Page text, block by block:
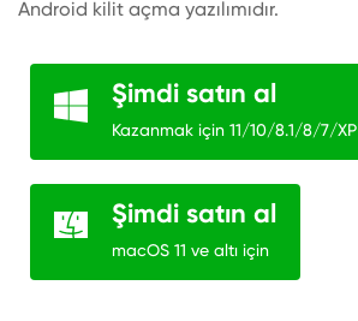
Android kilit açma yazılımıdır.
Şimdi satın al
Kazanmak için 11/10/8.1/8/7/XP
Şimdi satın al
macOS 11 ve altı için